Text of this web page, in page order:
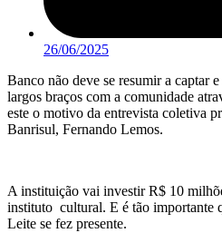
26/06/2025
Banco não deve se resumir a captar
largos braços com a comunidade
este o motivo da entrevista coletiva
Banrisul, Fernando Lemos.
A instituição vai investir R$ 10
instituto cultural. E é tão importante
Leite se fez presente.